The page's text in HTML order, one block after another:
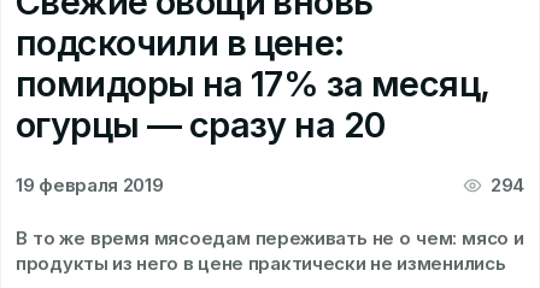
подскочили в цене:
помидоры на 17% за месяц,
огурцы — сразу на 20
19 февраля 2019 294
В то же время мясоедам переживать не о чем: мясо и
продукты из него в цене практически не изменились